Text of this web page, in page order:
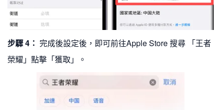
步驟 4： 完成後設定後，即可前往Apple Store 搜尋 「王者
榮耀」點擊「獲取」。